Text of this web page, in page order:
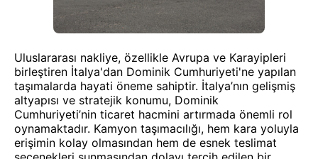
Uluslararası nakliye, özellikle Avrupa ve Karayipleri
birleştiren İtalya'dan Dominik Cumhuriyeti'ne yapılan
taşımalarda hayati öneme sahiptir. İtalya’nın gelişmiş
altyapısı ve stratejik konumu, Dominik
Cumhuriyeti’nin ticaret hacmini artırmada önemli rol
oynamaktadır. Kamyon taşımacılığı, hem kara yoluyla
erişimin kolay olmasından hem de esnek teslimat